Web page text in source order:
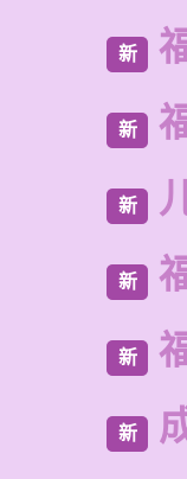
新
新
新
新
新
新